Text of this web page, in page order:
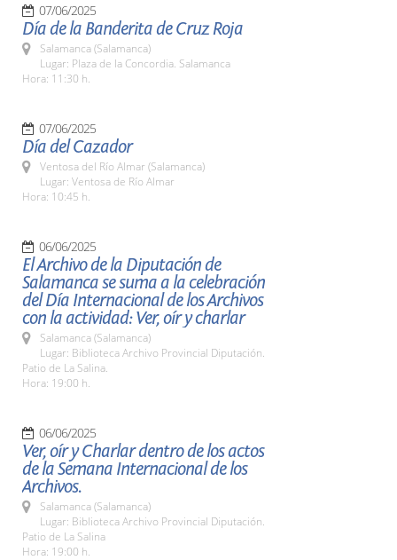
07/06/2025
Día de la Banderita de Cruz Roja
Salamanca (Salamanca)
Lugar: Plaza de la Concordia. Salamanca
Hora: 11:30 h.
07/06/2025
Día del Cazador
Ventosa del Río Almar (Salamanca)
Lugar: Ventosa de Río Almar
Hora: 10:45 h.
06/06/2025
El Archivo de la Diputación de
Salamanca se suma a la celebración
del Día Internacional de los Archivos
con la actividad: Ver, oír y charlar
Salamanca (Salamanca)
Lugar: Biblioteca Archivo Provincial Diputación.
Patio de La Salina.
Hora: 19:00 h.
06/06/2025
Ver, oír y Charlar dentro de los actos
de la Semana Internacional de los
Archivos.
Salamanca (Salamanca)
Lugar: Biblioteca Archivo Provincial Diputación.
Patio de La Salina
Hora: 19:00 h.